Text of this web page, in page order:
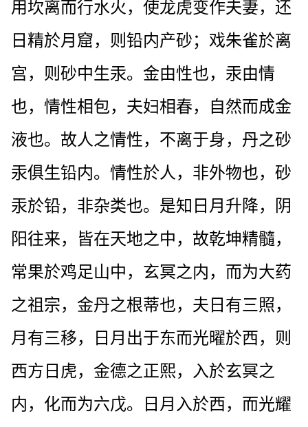
用坎离而行水火，使龙虎变作夫妻，还
日精於月窟，则铅内产砂；戏朱雀於离
宫，则砂中生汞。金由性也，汞由情
也，情性相包，夫妇相春，自然而成金
液也。故人之情性，不离于身，丹之砂
汞俱生铅内。情性於人，非外物也，砂
汞於铅，非杂类也。是知日月升降，阴
阳往来，皆在天地之中，故乾坤精髓，
常果於鸡足山中，玄冥之内，而为大药
之祖宗，金丹之根蒂也，夫日有三照，
月有三移，日月出于东而光曜於西，则
西方日虎，金德之正熙，入於玄冥之
内，化而为六戊。日月入於西，而光耀